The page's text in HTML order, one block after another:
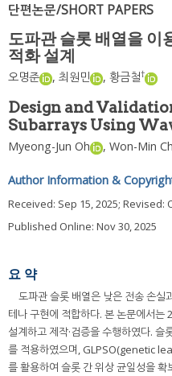
단편논문/SHORT PAPERS
도파관 슬롯 배열을 이
적화 설계
오명준 , 최원민 , 황금철†
Design and
Subarrays Using
Myeong-Jun Oh , Won-Min
Author Information &
Received: Sep 15, 2025; Revised:
Published Online: Nov 30, 2025
요 약
도파관 슬롯 배열은 낮은 전송 손실
테나 구현에 적합하다. 본 논문에서는
설계하고 제작·검증을 수행하였다. 슬
를 적용하였으며, GLPSO(genetic
를 활용하여 슬롯 간 위상 균일성을